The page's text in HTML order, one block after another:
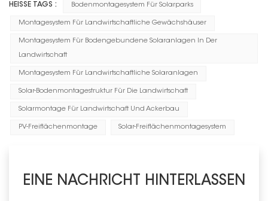
HEISSE TAGS : Bodenmontagesystem Für Solarparks
Montagesystem Für Landwirtschaftliche Gewächshäuser
Montagesystem Für Bodengebundene Solaranlagen In Der
Landwirtschaft
Montagesystem Für Landwirtschaftliche Solaranlagen
Solar-Bodenmontagestruktur Für Die Landwirtschaft
Solarmontage Für Landwirtschaft Und Ackerbau
PV-Freiflächenmontage Solar-Freiflächenmontagesystem
EINE NACHRICHT HINTERLASSEN